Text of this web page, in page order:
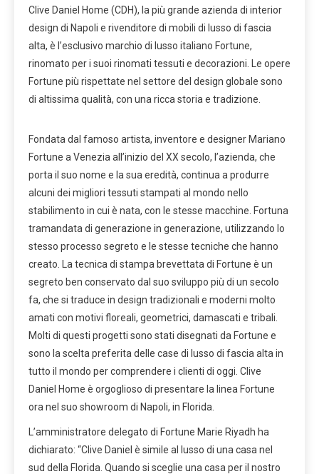
Clive Daniel Home (CDH), la più grande azienda di interior
design di Napoli e rivenditore di mobili di lusso di fascia
alta, è l’esclusivo marchio di lusso italiano Fortune,
rinomato per i suoi rinomati tessuti e decorazioni. Le opere
Fortune più rispettate nel settore del design globale sono
di altissima qualità, con una ricca storia e tradizione.
Fondata dal famoso artista, inventore e designer Mariano
Fortune a Venezia all’inizio del XX secolo, l’azienda, che
porta il suo nome e la sua eredità, continua a produrre
alcuni dei migliori tessuti stampati al mondo nello
stabilimento in cui è nata, con le stesse macchine. Fortuna
tramandata di generazione in generazione, utilizzando lo
stesso processo segreto e le stesse tecniche che hanno
creato. La tecnica di stampa brevettata di Fortune è un
segreto ben conservato dal suo sviluppo più di un secolo
fa, che si traduce in design tradizionali e moderni molto
amati con motivi floreali, geometrici, damascati e tribali.
Molti di questi progetti sono stati disegnati da Fortune e
sono la scelta preferita delle case di lusso di fascia alta in
tutto il mondo per comprendere i clienti di oggi. Clive
Daniel Home è orgoglioso di presentare la linea Fortune
ora nel suo showroom di Napoli, in Florida.
L’amministratore delegato di Fortune Marie Riyadh ha
dichiarato: “Clive Daniel è simile al lusso di una casa nel
sud della Florida. Quando si sceglie una casa per il nostro